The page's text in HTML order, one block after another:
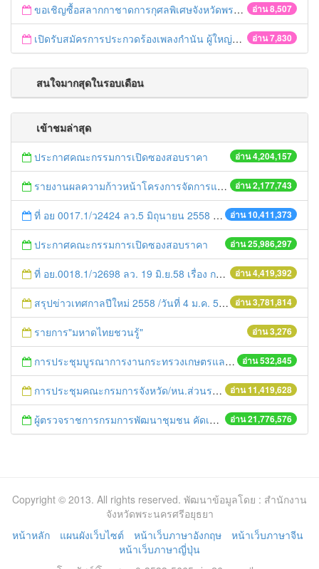
อ่าน 8,507
ขอเชิญซื้อสลากกาชาดการกุศลพิเศษจังหวัดพระนครศรีอยุธยา 2560
อ่าน 7,830
เปิดรับสมัครการประกวดร้องเพลงกำนัน ผู้ใหญ่บ้าน ฯลฯ
สนใจมากสุดในรอบเดือน
เข้าชมล่าสุด
อ่าน 4,204,157
ประกาศคณะกรรมการเปิดซองสอบราคา
อ่าน 2,177,743
รายงานผลความก้าวหน้าโครงการจัดการแก้ไขปัญหาขยะ สัปดาห์ที่ 9/2558
อ่าน 10,411,373
ที่ อย 0017.1/ว2424 ลว.5 มิถุนายน 2558 เรื่อง แจ้งกำหนดตรวจประเมินและให้คะแนนหน่วยงานที่สมัครเข้าร่วมโครงการพัฒนาหน่วยงานต้นแบบในการจัดตั้งศูนย์ข้อมูลข่าวสารของราชการฯ ประจำปีงบประมาณ พ.ศ. 2558
อ่าน 25,986,297
ประกาศคณะกรรมการเปิดซองสอบราคา
อ่าน 4,419,392
ที่ อย.0018.1/ว2698 ลว. 19 มิ.ย.58 เรื่อง การแก้ไขปัญหาหนี้สินให้แก่เกษตรกร
อ่าน 3,781,814
สรุปข่าวเทศกาลปีใหม่ 2558 /วันที่ 4 ม.ค. 58
อ่าน 3,276
รายการ"มหาดไทยชวนรู้"
อ่าน 532,845
การประชุมบูรณาการงานกระทรวงเกษตรและสหกรณ์สู่การปฏิบัติในระดับพื้นที่ ครั้งที่1/2558
อ่าน 11,419,628
การประชุมคณะกรมการจังหวัด/หน.ส่วนราชการประจำเดือน มิถุนายน 2558
อ่าน 21,776,576
ผู้ตรวจราชการกรมการพัฒนาชุมชน คัดเลือกข้าราชการและลูกจ้างดีเด่น และหน่วยงานพัฒนาชุมชนใสสะอาด ประจำปี ๒๕๕๔
Copyright © 2013. All rights reserved. พัฒนาข้อมูลโดย : สำนักงาน
จังหวัดพระนครศรีอยุธยา
หน้าหลัก
แผนผังเว็บไซต์ หน้าเว็บภาษาอังกฤษ
หน้าเว็บภาษาจีน
หน้าเว็บภาษาญี่ปุ่น